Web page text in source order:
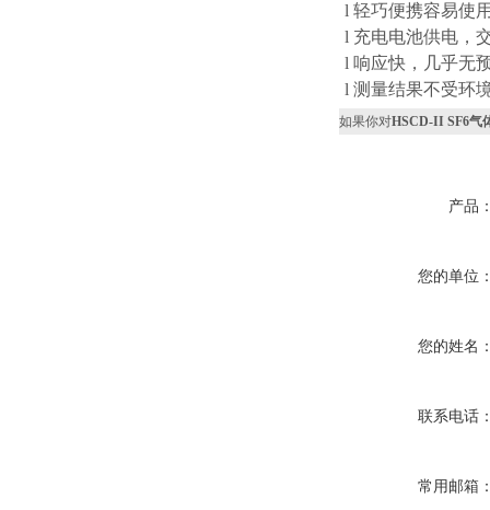
l 轻巧便携容易使
l 充电电池供电，
l 响应快，几乎无
l 测量结果不受环
如果你对HSCD-II SF6气
产品
您的单位
您的姓名
联系电话
常用邮箱